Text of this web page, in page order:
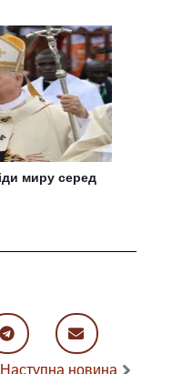
миру серед
Наступна новина